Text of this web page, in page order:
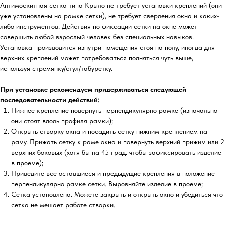
Антимоскитная сетка типа Крыло не требует установки креплений (они
уже установлены на рамке сетки), не требует сверления окна и каких-
либо инструментов. Действия по фиксации сетки на окне может
совершить любой взрослый человек без специальных навыков.
Установка производится изнутри помещения стоя на полу, иногда для
верхних креплений может потребоваться подняться чуть выше,
используя стремянку/стул/табуретку.
При установке рекомендуем придерживаться следующей
последовательности действий:
Нижнее крепление повернуть перпендикулярно рамке (изначально
они стоят вдоль профиля рамки);
Открыть створку окна и посадить сетку нижним креплением на
раму. Прижать сетку к раме окна и повернуть верхний прижим или 2
верхних боковых (хотя бы на 45 град. чтобы зафиксировать изделие
в проеме);
Приведите все оставшиеся и предыдущие крепления в положение
перпендикулярно рамке сетки. Выровняйте изделие в проеме;
Сетка установлена. Можете закрыть и открыть окно и убедиться что
сетка не мешает работе створки.